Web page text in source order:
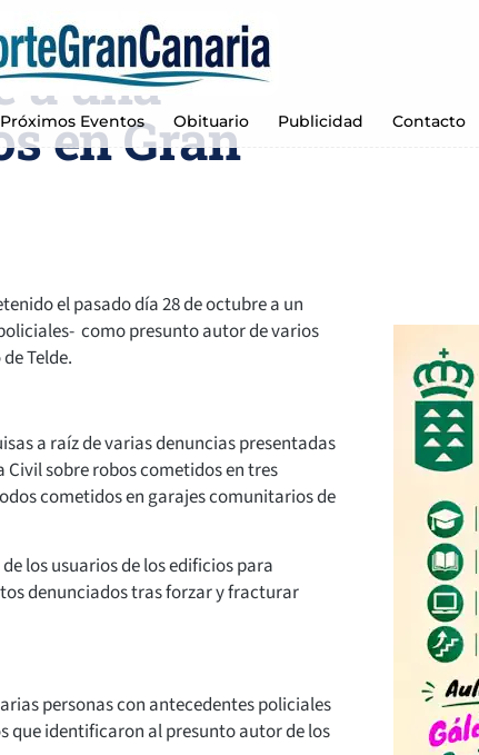
Próximos Eventos Obituario Publicidad Contacto
a una
en Gran
el pasado día 28 de octubre a un
como presunto autor de varios
Telde.
a raíz de varias denuncias presentadas
sobre robos cometidos en tres
cometidos en garajes comunitarios de
los usuarios de los edificios para
denunciados tras forzar y fracturar
personas con antecedentes policiales
que identificaron al presunto autor de los